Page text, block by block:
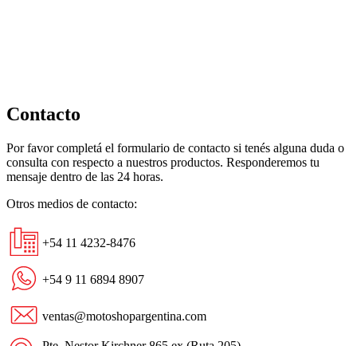
Contacto
Por favor completá el formulario de contacto si tenés alguna duda o
consulta con respecto a nuestros productos. Responderemos tu
mensaje dentro de las 24 horas.
Otros medios de contacto:
+54 11 4232-8476
+54 9 11 6894 8907
ventas@motoshopargentina.com